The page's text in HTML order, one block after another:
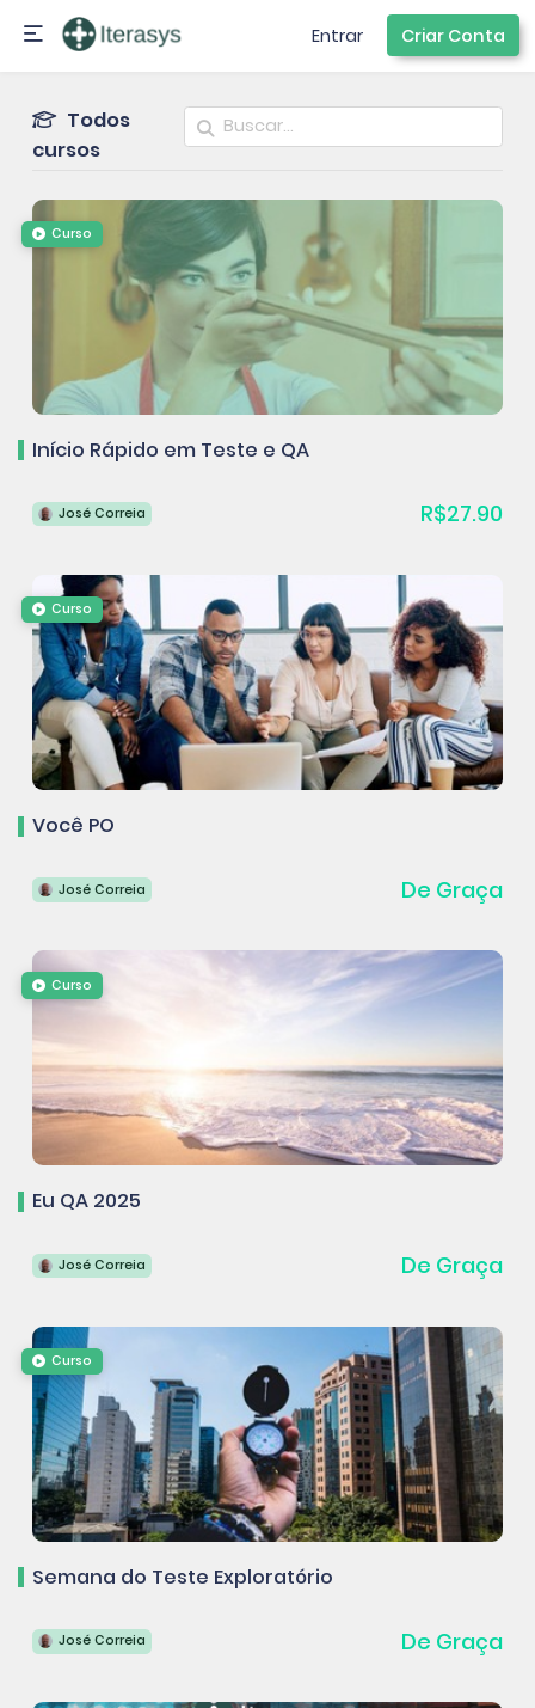
Entrar Criar Conta
Todos
cursos
Início Rápido em Teste e QA
José Correia R$27.90
Curso
Você PO
José Correia De Graça
Curso
Eu QA 2025
José Correia De Graça
Curso
Semana do Teste Exploratório
José Correia De Graça
Curso